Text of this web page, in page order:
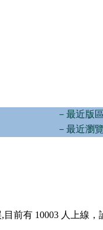
－最近版
－最近瀏
目前有 10003 人上線